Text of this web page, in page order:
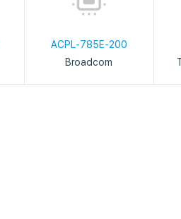
ACPL-785E-200
Broadcom